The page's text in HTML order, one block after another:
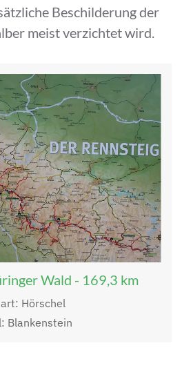
Beschilderung der
meist verzichtet wird.
Wald - 169,3 km
Hörschel
Blankenstein